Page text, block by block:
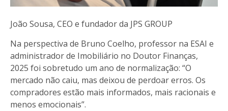
João Sousa, CEO e fundador da JPS GROUP
Na perspectiva de Bruno Coelho, professor na ESAI e
administrador de Imobiliário no Doutor Finanças,
2025 foi sobretudo um ano de normalização: “O
mercado não caiu, mas deixou de perdoar erros. Os
compradores estão mais informados, mais racionais e
menos emocionais”.